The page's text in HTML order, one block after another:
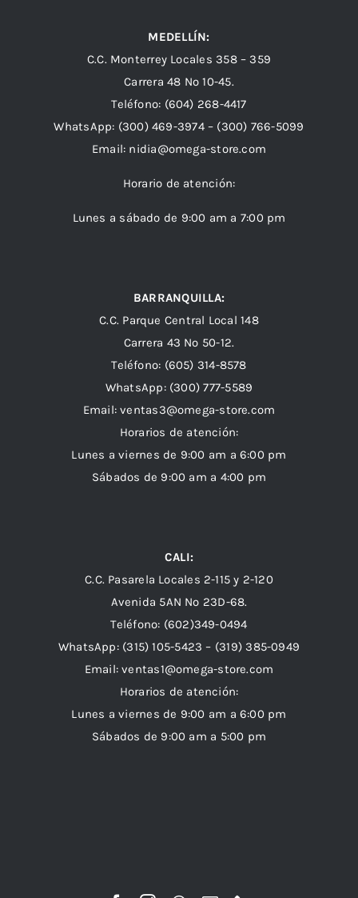
MEDELLÍN:
C.C. Monterrey Locales 358 – 359
Carrera 48 Nº 10-45.
Teléfono: (604) 268-4417
WhatsApp: (300) 469-3974 – (300) 766-5099
Email: nidia@omega-store.com
Horario de atención:
Lunes a sábado de 9:00 am a 7:00 pm
BARRANQUILLA:
C.C. Parque Central Local 148
Carrera 43 Nº 50-12.
Teléfono: (605) 314-8578
WhatsApp: (300) 777-5589
Email: ventas3@omega-store.com
Horarios de atención:
Lunes a viernes de 9:00 am a 6:00 pm
Sábados de 9:00 am a 4:00 pm
CALI:
C.C. Pasarela Locales 2-115 y 2-120
Avenida 5AN Nº 23D-68.
Teléfono: (602)349-0494
WhatsApp: (315) 105-5423 – (319) 385-0949
Email:ventas1@omega-store.com
Horarios de atención:
Lunes a viernes de 9:00 am a 6:00 pm
Sábados de 9:00 am a 5:00 pm